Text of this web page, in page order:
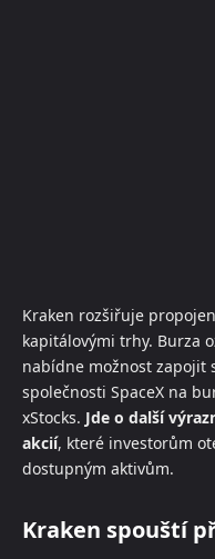
Kraken rozšiřuje
kapitálovými trhy. Burza
nabídne možnost zapojit
společnosti SpaceX na
xStocks. Jde o další
akcií, které investorům
dostupným aktivům.
Kraken spouští